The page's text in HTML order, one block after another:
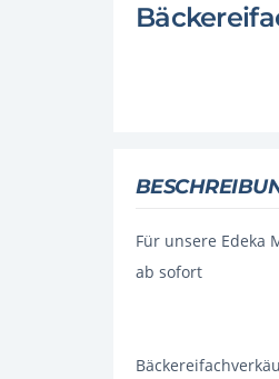
Für unsere Edeka
ab sofort